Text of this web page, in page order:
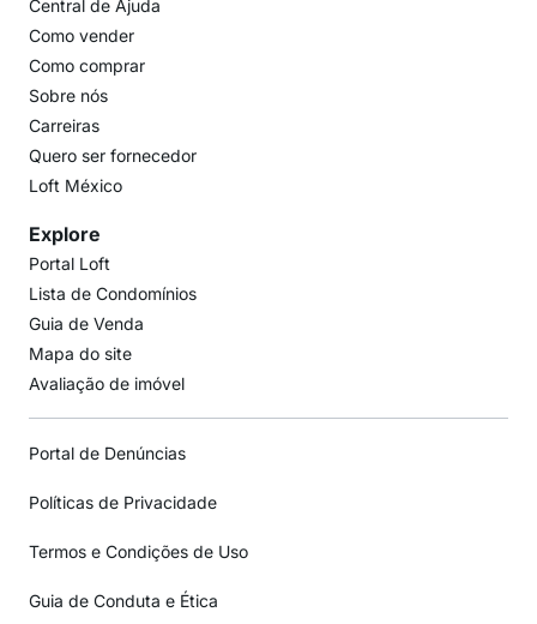
Central de Ajuda
Como vender
Como comprar
Sobre nós
Carreiras
Quero ser fornecedor
Loft México
Explore
Portal Loft
Lista de Condomínios
Guia de Venda
Mapa do site
Avaliação de imóvel
Portal de Denúncias
Políticas de Privacidade
Termos e Condições de Uso
Guia de Conduta e Ética